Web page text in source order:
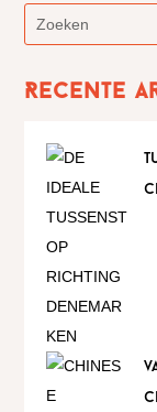
Recente